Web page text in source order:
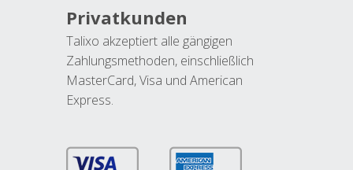
Privatkunden
Talixo akzeptiert alle gängigen
Zahlungsmethoden, einschließlich
MasterCard, Visa und American
Express.